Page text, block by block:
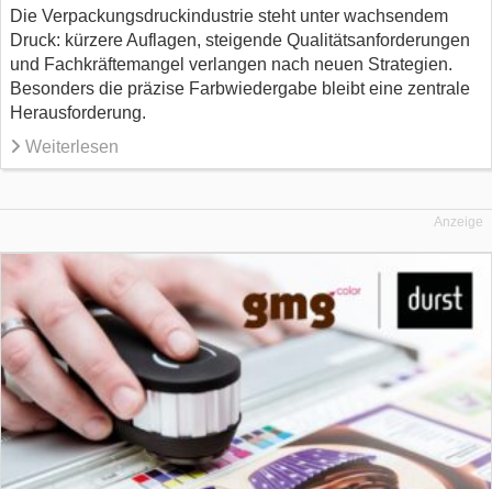
Die Verpackungsdruckindustrie steht unter wachsendem
Druck: kürzere Auflagen, steigende Qualitätsanforderungen
und Fachkräftemangel verlangen nach neuen Strategien.
Besonders die präzise Farbwiedergabe bleibt eine zentrale
Herausforderung.
Weiterlesen
Anzeige